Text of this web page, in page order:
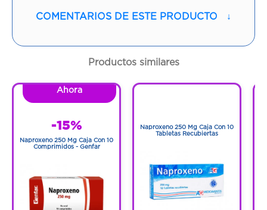
30 Cápsulas
Código:1254377
COMENTARIOS DE ESTE PRODUCTO ↓
Productos similares
Ahora
-15%
Naproxeno 250 Mg Caja Con 10
Comprimidos - Genfar
Naproxeno 250 Mg Caja Con 10
Tabletas Recubiertas